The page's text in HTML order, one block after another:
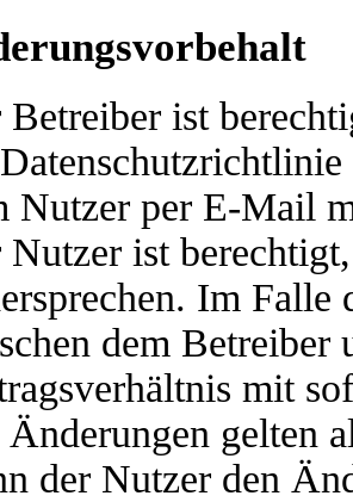
Betreiber ist
Nutzer per E-Mail
Nutzer ist
Im Falle
dem Betreiber
mit
gelten
der Nutzer den